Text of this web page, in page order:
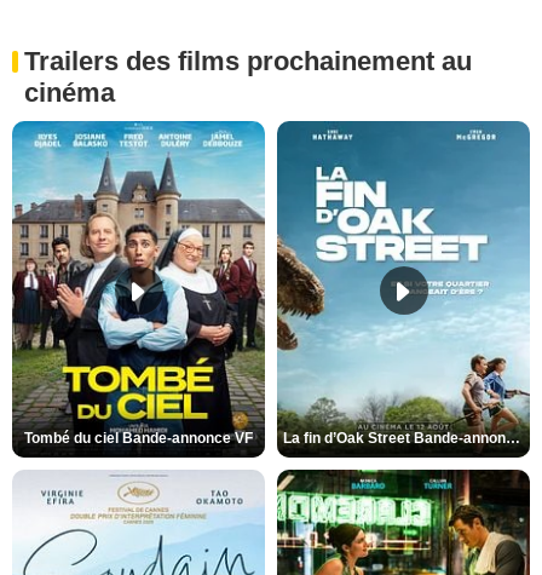
Trailers des films prochainement au
cinéma
Tombé du ciel Bande-annonce VF La fin d’Oak Street Bande-annonce VO STFR